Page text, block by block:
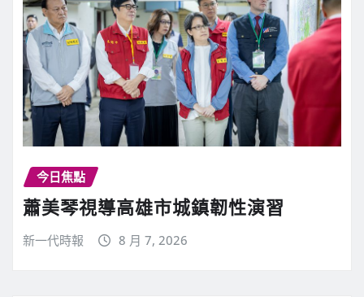
今日焦點
蕭美琴視導高雄市城鎮韌性演習
新一代時報 8 月 7, 2026